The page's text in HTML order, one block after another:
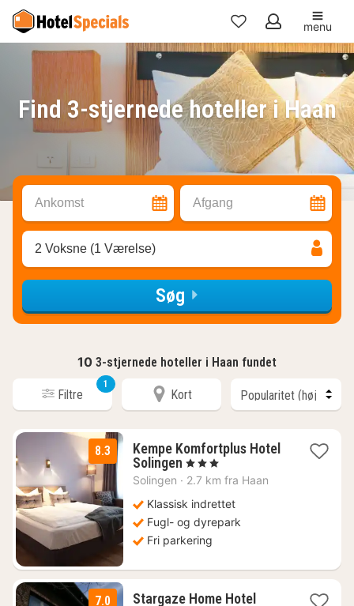
Mine
favoritter
menu
Find 3-stjernede hoteller i Haan
Ankomst Afgang
2 Voksne (1 Værelse)
Søg
10 3-stjernede hoteller i Haan fundet
Filtre
1
Kort
8.3
Kempe Komfortplus Hotel
Solingen 1
nat
606
kr.
, 3 Stjerner
Solingen · 2.7 km fra Haan
Klassisk indrettet
Fugl- og dyrepark
Fri parkering
7.0 Stargaze Home Hotel1